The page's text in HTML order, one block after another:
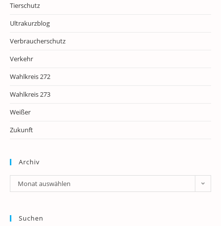
Tierschutz
Ultrakurzblog
Verbraucherschutz
Verkehr
Wahlkreis 272
Wahlkreis 273
Weißer
Zukunft
Archiv
Archiv
Monat auswählen
Suchen